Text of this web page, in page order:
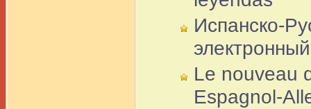
Испанско-
Le nouveau
Espagnol-